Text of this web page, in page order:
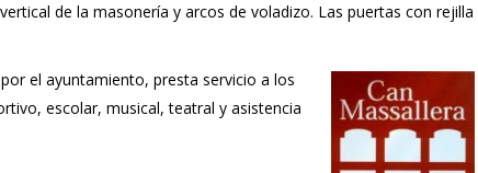
de la masonería y arcos de voladizo. Las puertas con rejilla
el ayuntamiento, presta servicio a los
escolar, musical, teatral y asistencia